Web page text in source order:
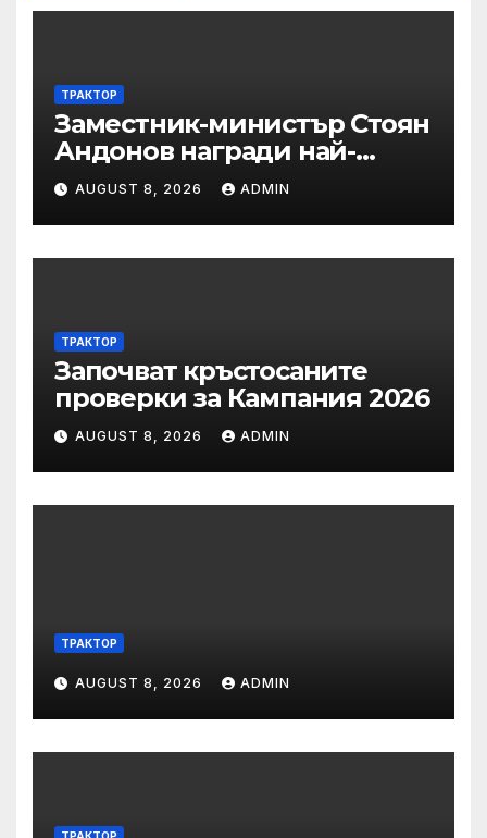
ТРАКТОР
Заместник-министър Стоян
Андонов награди най-
заслужилите спортисти на
ОСК “Левски”
AUGUST 8, 2026 ADMIN
ТРАКТОР
Започват кръстосаните
проверки за Кампания 2026
AUGUST 8, 2026 ADMIN
ТРАКТОР
AUGUST 8, 2026 ADMIN